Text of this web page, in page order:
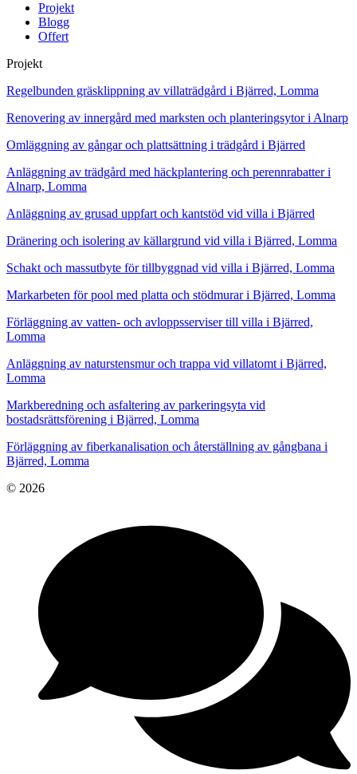
Projekt
Blogg
Offert
Projekt
Regelbunden gräsklippning av villaträdgård i Bjärred, Lomma
Renovering av innergård med marksten och planteringsytor i Alnarp
Omläggning av gångar och plattsättning i trädgård i Bjärred
Anläggning av trädgård med häckplantering och perennrabatter i
Alnarp, Lomma
Anläggning av grusad uppfart och kantstöd vid villa i Bjärred
Dränering och isolering av källargrund vid villa i Bjärred, Lomma
Schakt och massutbyte för tillbyggnad vid villa i Bjärred, Lomma
Markarbeten för pool med platta och stödmurar i Bjärred, Lomma
Förläggning av vatten- och avloppsserviser till villa i Bjärred,
Lomma
Anläggning av naturstensmur och trappa vid villatomt i Bjärred,
Lomma
Markberedning och asfaltering av parkeringsyta vid
bostadsrättsförening i Bjärred, Lomma
Förläggning av fiberkanalisation och återställning av gångbana i
Bjärred, Lomma
© 2026